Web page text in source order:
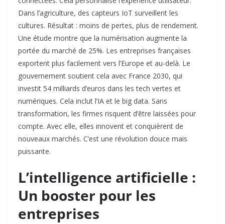
Dans l’agriculture, des capteurs IoT surveillent les
cultures. Résultat : moins de pertes, plus de rendement.
Une étude montre que la numérisation augmente la
portée du marché de 25%. Les entreprises françaises
exportent plus facilement vers l’Europe et au-delà. Le
gouvernement soutient cela avec France 2030, qui
investit 54 milliards d’euros dans les tech vertes et
numériques. Cela inclut l’IA et le big data. Sans
transformation, les firmes risquent d’être laissées pour
compte. Avec elle, elles innovent et conquièrent de
nouveaux marchés. C’est une révolution douce mais
puissante.
L’intelligence artificielle :
Un booster pour les
entreprises